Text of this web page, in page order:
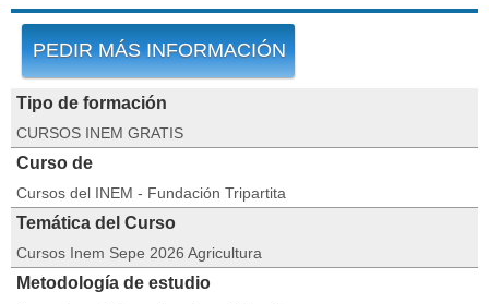
PEDIR MÁS INFORMACIÓN
Tipo de formación
CURSOS INEM GRATIS
Curso de
Cursos del INEM - Fundación Tripartita
Temática del Curso
Cursos Inem Sepe 2026 Agricultura
Metodología de estudio